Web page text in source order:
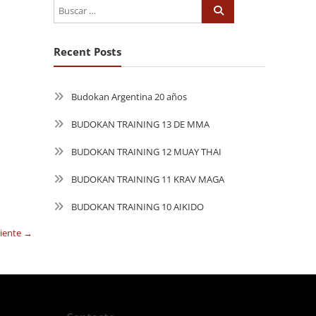
→
Recent Posts
Budokan Argentina 20 años
BUDOKAN TRAINING 13 DE MMA
BUDOKAN TRAINING 12 MUAY THAI
BUDOKAN TRAINING 11 KRAV MAGA
BUDOKAN TRAINING 10 AIKIDO